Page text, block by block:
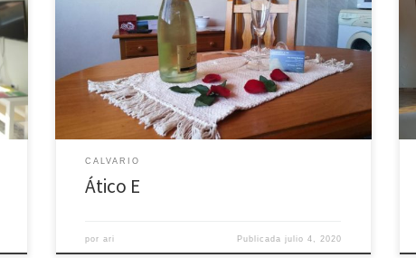
Apartamento de un dormitorio que cuenta con dos
camas individuales, baño completo y salón-cocina.
CALVARIO
Ático E
porari Publicada julio 4, 2020